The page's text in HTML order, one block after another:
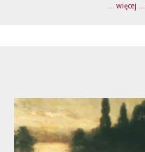
... więcej ...